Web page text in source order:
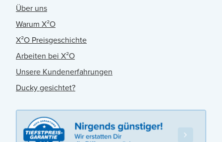
Über uns
Warum X²O
X²O Preisgeschichte
Arbeiten bei X²O
Unsere Kundenerfahrungen
Ducky gesichtet?